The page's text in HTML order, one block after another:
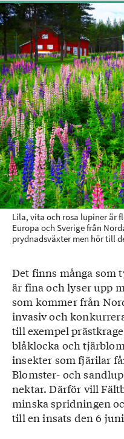
Lila, vita och rosa lupiner är
Europa och Sverige från
prydnadsväxter men hör till
Det finns många som
är fina och lyser upp
som kommer från
invasiv och
till exempel
blåklocka och
insekter som fjärilar
Blomster- och
nektar. Därför vill
minska spridningen
till en insats den 6